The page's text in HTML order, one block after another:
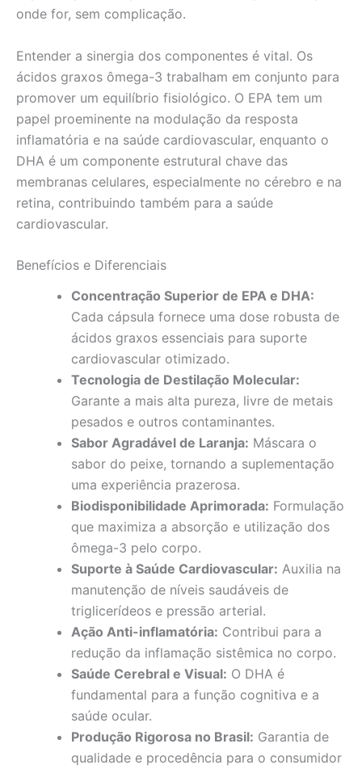
onde for, sem complicação.
Entender a sinergia dos componentes é vital. Os
ácidos graxos ômega-3 trabalham em conjunto para
promover um equilíbrio fisiológico. O EPA tem um
papel proeminente na modulação da resposta
inflamatória e na saúde cardiovascular, enquanto o
DHA é um componente estrutural chave das
membranas celulares, especialmente no cérebro e na
retina, contribuindo também para a saúde
cardiovascular.
Benefícios e Diferenciais
Concentração Superior de EPA e DHA:
Cada cápsula fornece uma dose robusta de
ácidos graxos essenciais para suporte
cardiovascular otimizado.
Tecnologia de Destilação Molecular:
Garante a mais alta pureza, livre de metais
pesados e outros contaminantes.
Sabor Agradável de Laranja: Máscara o
sabor do peixe, tornando a suplementação
uma experiência prazerosa.
Biodisponibilidade Aprimorada: Formulação
que maximiza a absorção e utilização dos
ômega-3 pelo corpo.
Suporte à Saúde Cardiovascular: Auxilia na
manutenção de níveis saudáveis de
triglicerídeos e pressão arterial.
Ação Anti-inflamatória: Contribui para a
redução da inflamação sistêmica no corpo.
Saúde Cerebral e Visual: O DHA é
fundamental para a função cognitiva e a
saúde ocular.
Produção Rigorosa no Brasil: Garantia de
qualidade e procedência para o consumidor